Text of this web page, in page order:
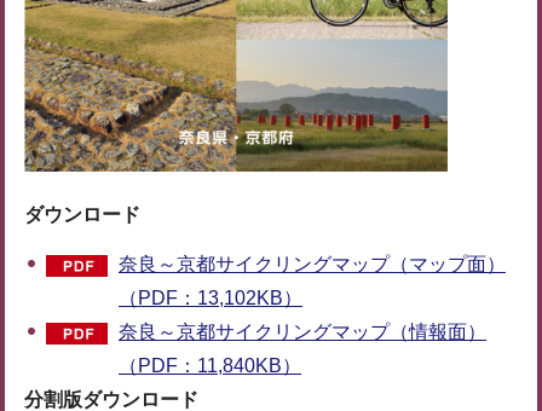
ダウンロード
奈良～京都サイクリングマップ（マップ面）
（PDF：13,102KB）
奈良～京都サイクリングマップ（情報面）
（PDF：11,840KB）
分割版ダウンロード